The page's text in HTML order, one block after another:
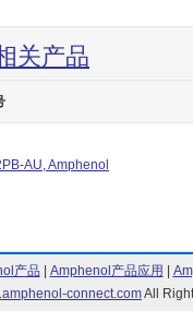
关产品
AU, Amphenol
产品 Amphenol产品应用
connect.comAll